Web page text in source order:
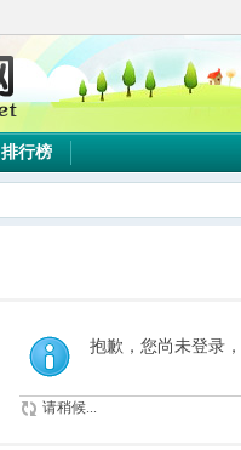
排行榜
抱歉，您尚未登录
请稍候...